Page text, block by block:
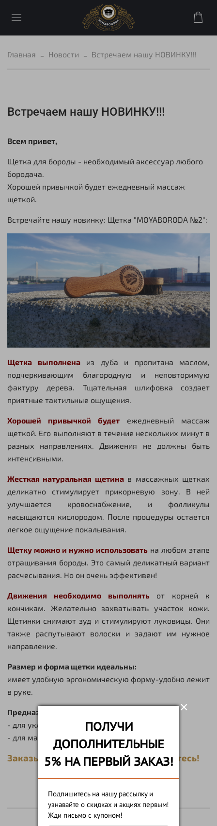
ПОЛУЧИ
ДОПОЛНИТЕЛЬНЫЕ
5% НА ПЕРВЫЙ ЗАКАЗ!
Подпишитесь на нашу рассылку и
узнавайте о скидках и акциях первым!
Жди письмо с купоном!
×
Главная Новости Встречаем нашу НОВИНКУ!!!
Встречаем нашу НОВИНКУ!!!
Всем привет,
Щетка для бороды - необходимый аксессуар любого
бородача.
Хорошей привычкой будет ежедневный массаж
щеткой.
Встречайте нашу новинку: Щетка "MOYABORODA №2":
Щетка выполненаиз дуба и пропитана маслом,
подчеркивающим благородную и неповторимую
фактуру дерева. Тщательная шлифовка создает
приятные тактильные ощущения.
Хорошей привычкой будет ежедневный массаж
щеткой. Его выполняют в течение нескольких минут в
разных направлениях. Движения не должны быть
интенсивными.
Жесткая натуральная щетинав массажных щетках
деликатно стимулирует прикорневую зону. В ней
улучшается кровоснабжение, и фолликулы
насыщаются кислородом. После процедуры остается
легкое ощущение покалывания.
Щетку можно и нужно использовать на любом этапе
отращивания бороды. Это самый деликатный вариант
расчесывания. Но он очень эффективен!
Движения необходимо выполнять от корней к
кончикам. Желательно захватывать участок кожи.
Щетинки снимают зуд и стимулируют луковицы. Они
также распутывают волоски и задают им нужное
направление.
Размер и форма щетки идеальны:
имеет удобную эргономическую форму-удобно лежит
в руке.
Предназначена:
- для укладки бороды.
- для массажа кожи под бородой.
Заказывайте, тестируйте, наслаждайтесь!